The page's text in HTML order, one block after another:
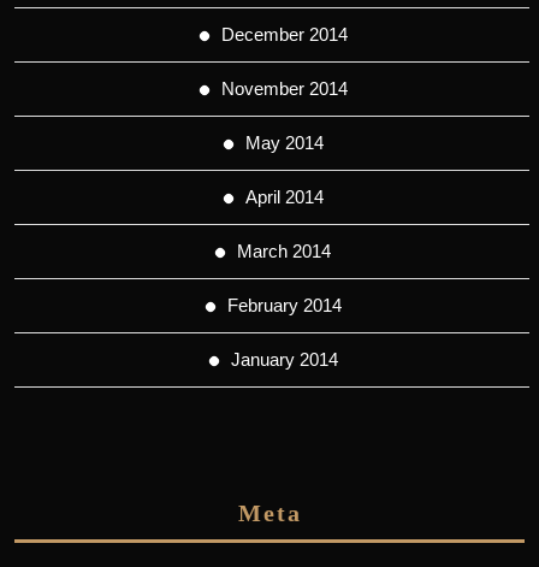
December 2014
November 2014
May 2014
April 2014
March 2014
February 2014
January 2014
Meta